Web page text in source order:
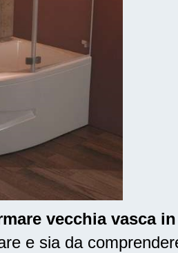
vecchia vasca
e sia da